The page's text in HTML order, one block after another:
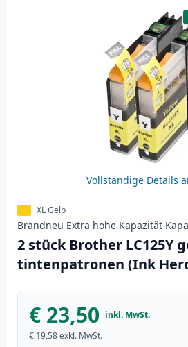
Vollständige Details
XL Gelb
Brandneu Extra hohe Kapazität
2 stück Brother LC125Y
tintenpatronen (Ink
€ 23,50 inkl. MwSt.
€ 19,58exkl. MwSt.